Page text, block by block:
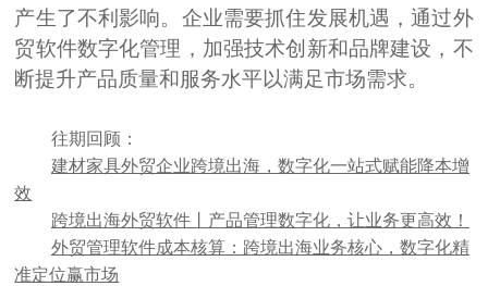
产生了不利影响。企业需要抓住发展机遇，通过外
贸软件数字化管理，加强技术创新和品牌建设，不
断提升产品质量和服务水平以满足市场需求。
往期回顾：
建材家具外贸企业跨境出海，数字化一站式赋能降本增
效
跨境出海外贸软件丨产品管理数字化，让业务更高效！
外贸管理软件成本核算：跨境出海业务核心，数字化精
准定位赢市场